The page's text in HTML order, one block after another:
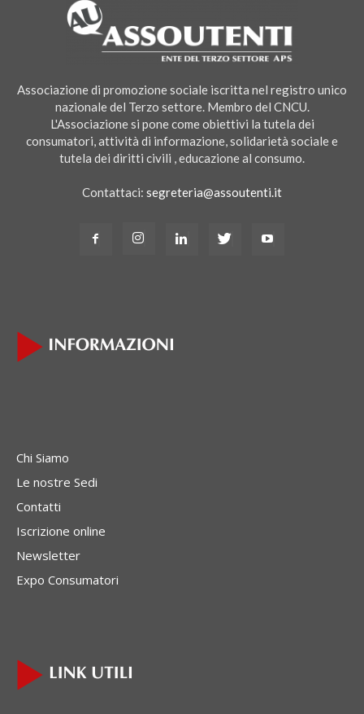
Associazione di promozione sociale iscritta nel registro unico
nazionale del Terzo settore. Membro del CNCU.
L'Associazione si pone come obiettivi la tutela dei
consumatori, attività di informazione, solidarietà sociale e
tutela dei diritti civili , educazione al consumo.
Contattaci: segreteria@assoutenti.it
Chi Siamo
Le nostre Sedi
Contatti
Iscrizione online
Newsletter
Expo Consumatori